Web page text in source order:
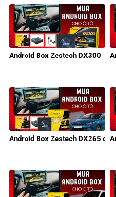
Android Box Zestech DX300
Android Box Zestech DX265 cho